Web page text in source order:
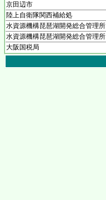
京田辺市
陸上自衛隊関西補給処
水資源機構琵琶湖開発総合管理所
水資源機構琵琶湖開発総合管理所
大阪国税局